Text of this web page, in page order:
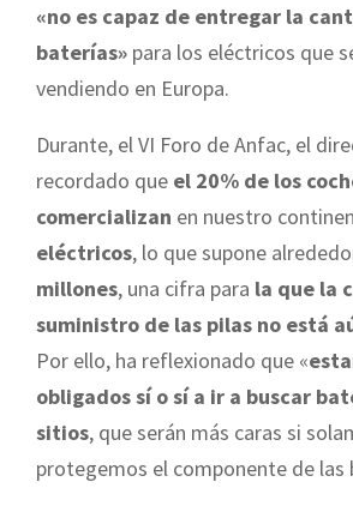
«no es capaz de entregar la
baterías» para los eléctricos que
vendiendo en Europa.
Durante, el VI Foro de Anfac, el
recordado que el 20% de los
comercializan en nuestro
eléctricos, lo que supone
millones, una cifra para la que la
suministro de las pilas no está
Por ello, ha reflexionado que «
obligados sí o sí a ir a buscar
sitios, que serán más caras si
protegemos el componente de las